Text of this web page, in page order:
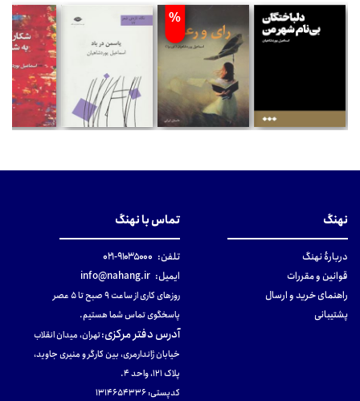
%
نهنگ
دربارهٔ نهنگ
قوانین و مقررات
راهنمای خرید و ارسال
پشتیبانی
تماس با نهنگ
تلفن: ۹۱۰۳۵۰۰۰-۰۲۱
ایمیل: info@nahang.ir
روزهای کاری از ساعت ۹ صبح تا ۵ عصر
پاسخگوی تماس شما هستیم.
آدرس دفتر مرکزی:تهران، میدان انقلاب
خیابان ژاندارمری، بین کارگر و منیری جاوید،
پلاک 121، واحد ۴.
کدپستی: 131465433۶